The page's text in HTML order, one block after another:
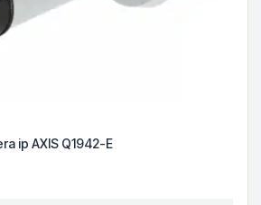
ip AXIS Q1942-E